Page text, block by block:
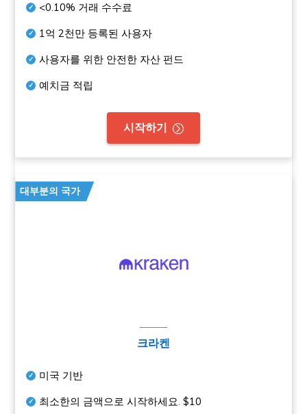
<0.10% 거래 수수료
1억 2천만 등록된 사용자
사용자를 위한 안전한 자산 펀드
예치금 적립
시작하기
대부분의 국가
크라켄
미국 기반
최소한의 금액으로 시작하세요.$10